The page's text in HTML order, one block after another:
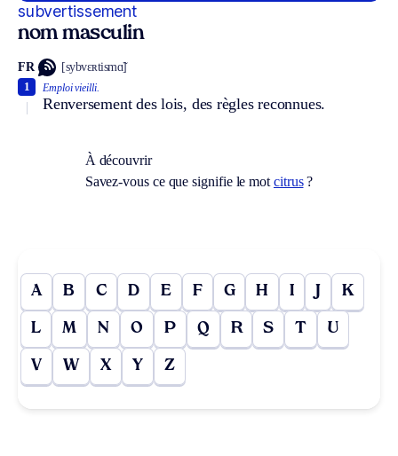
subvertissement
nom masculin
FR [sybvɛʀtismɑ̃]
Emploi vieilli.
Renversement des lois, des règles reconnues.
1
À découvrir
Savez-vous ce que signifie le mot citrus?
A B C D E F G H I J K
L M N O P Q R S T U
V W X Y Z